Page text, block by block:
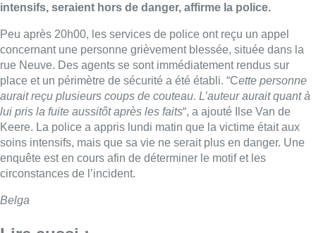
intensifs, seraient hors de danger, affirme la police.
Peu après 20h00, les services de police ont reçu un appel
concernant une personne grièvement blessée, située dans la
rue Neuve. Des agents se sont immédiatement rendus sur
place et un périmètre de sécurité a été établi. “Cette personne
aurait reçu plusieurs coups de couteau. L’auteur aurait quant à
lui pris la fuite aussitôt après les faits“, a ajouté Ilse Van de
Keere. La police a appris lundi matin que la victime était aux
soins intensifs, mais que sa vie ne serait plus en danger. Une
enquête est en cours afin de déterminer le motif et les
circonstances de l’incident.
Belga